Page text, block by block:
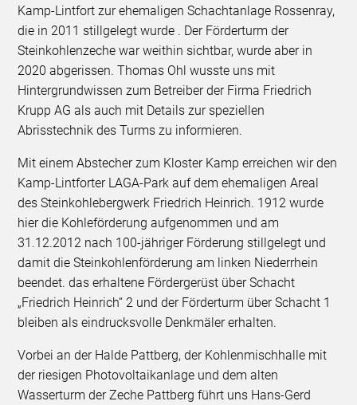
Kamp-Lintfort zur ehemaligen Schachtanlage Rossenray,
die in 2011 stillgelegt wurde . Der Förderturm der
Steinkohlenzeche war weithin sichtbar, wurde aber in
2020 abgerissen. Thomas Ohl wusste uns mit
Hintergrundwissen zum Betreiber der Firma Friedrich
Krupp AG als auch mit Details zur speziellen
Abrisstechnik des Turms zu informieren.
Mit einem Abstecher zum Kloster Kamp erreichen wir den
Kamp-Lintforter LAGA-Park auf dem ehemaligen Areal
des Steinkohlebergwerk Friedrich Heinrich. 1912 wurde
hier die Kohleförderung aufgenommen und am
31.12.2012 nach 100-jähriger Förderung stillgelegt und
damit die Steinkohlenförderung am linken Niederrhein
beendet. das erhaltene Fördergerüst über Schacht
„Friedrich Heinrich“ 2 und der Förderturm über Schacht 1
bleiben als eindrucksvolle Denkmäler erhalten.
Vorbei an der Halde Pattberg, der Kohlenmischhalle mit
der riesigen Photovoltaikanlage und dem alten
Wasserturm der Zeche Pattberg führt uns Hans-Gerd